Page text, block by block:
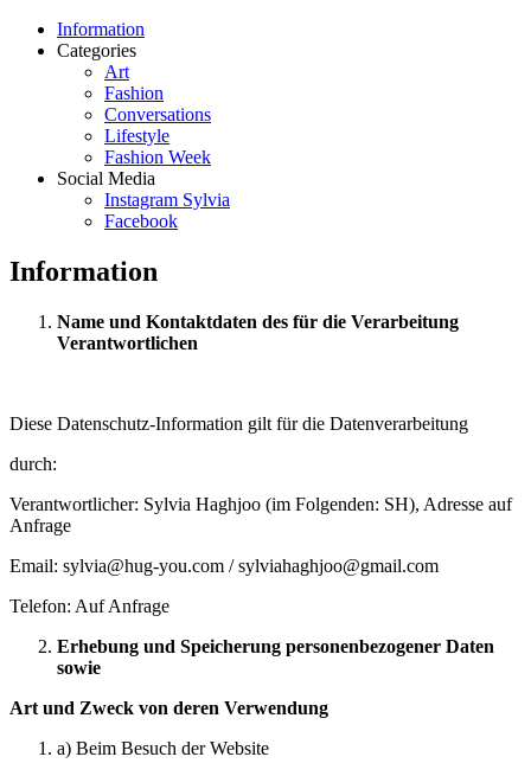
Information
Categories
Art
Fashion
Conversations
Lifestyle
Fashion Week
Social Media
Instagram Sylvia
Facebook
Information
Name und Kontaktdaten des für die Verarbeitung
Verantwortlichen
Diese Datenschutz-Information gilt für die Datenverarbeitung
durch:
Verantwortlicher: Sylvia Haghjoo (im Folgenden: SH), Adresse auf
Anfrage
Email: sylvia@hug-you.com / sylviahaghjoo@gmail.com
Telefon: Auf Anfrage
Erhebung und Speicherung personenbezogener Daten
sowie
Art und Zweck von deren Verwendung
a) Beim Besuch der Website